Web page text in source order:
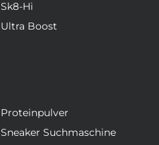
Sk8-Hi
Ultra Boost
Proteinpulver
Sneaker Suchmaschine